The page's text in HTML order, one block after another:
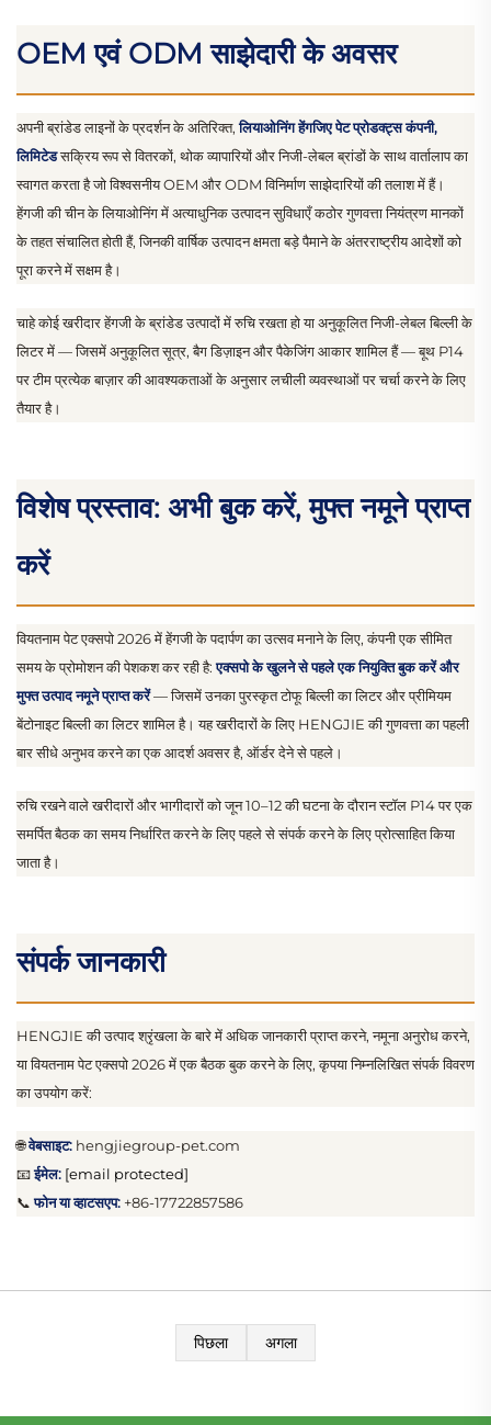
OEM एवं ODM साझेदारी के अवसर
अपनी ब्रांडेड लाइनों के प्रदर्शन के अतिरिक्त,लियाओनिंग हेंगजिए पेट प्रोडक्ट्स कंपनी,
लिमिटेडसक्रिय रूप से वितरकों, थोक व्यापारियों और निजी-लेबल ब्रांडों के साथ वार्तालाप का
स्वागत करता है जो विश्वसनीय OEM और ODM विनिर्माण साझेदारियों की तलाश में हैं।
हेंगजी की चीन के लियाओनिंग में अत्याधुनिक उत्पादन सुविधाएँ कठोर गुणवत्ता नियंत्रण मानकों
के तहत संचालित होती हैं, जिनकी वार्षिक उत्पादन क्षमता बड़े पैमाने के अंतरराष्ट्रीय आदेशों को
पूरा करने में सक्षम है।
चाहे कोई खरीदार हेंगजी के ब्रांडेड उत्पादों में रुचि रखता हो या अनुकूलित निजी-लेबल बिल्ली के
लिटर में — जिसमें अनुकूलित सूत्र, बैग डिज़ाइन और पैकेजिंग आकार शामिल हैं — बूथ P14
पर टीम प्रत्येक बाज़ार की आवश्यकताओं के अनुसार लचीली व्यवस्थाओं पर चर्चा करने के लिए
तैयार है।
विशेष प्रस्ताव: अभी बुक करें, मुफ्त नमूने प्राप्त
करें
वियतनाम पेट एक्सपो 2026 में हेंगजी के पदार्पण का उत्सव मनाने के लिए, कंपनी एक सीमित
समय के प्रोमोशन की पेशकश कर रही है:एक्सपो के खुलने से पहले एक नियुक्ति बुक करें और
मुफ्त उत्पाद नमूने प्राप्त करें— जिसमें उनका पुरस्कृत टोफू बिल्ली का लिटर और प्रीमियम
बेंटोनाइट बिल्ली का लिटर शामिल है। यह खरीदारों के लिए HENGJIE की गुणवत्ता का पहली
बार सीधे अनुभव करने का एक आदर्श अवसर है, ऑर्डर देने से पहले।
रुचि रखने वाले खरीदारों और भागीदारों को जून 10–12 की घटना के दौरान स्टॉल P14 पर एक
समर्पित बैठक का समय निर्धारित करने के लिए पहले से संपर्क करने के लिए प्रोत्साहित किया
जाता है।
संपर्क जानकारी
HENGJIE की उत्पाद श्रृंखला के बारे में अधिक जानकारी प्राप्त करने, नमूना अनुरोध करने,
या वियतनाम पेट एक्सपो 2026 में एक बैठक बुक करने के लिए, कृपया निम्नलिखित संपर्क विवरण
का उपयोग करें:
🌐वेबसाइट: hengjiegroup-pet.com
📧ईमेल: [email protected]
📞फोन या व्हाटसएप: +86-17722857586
पिछला अगला